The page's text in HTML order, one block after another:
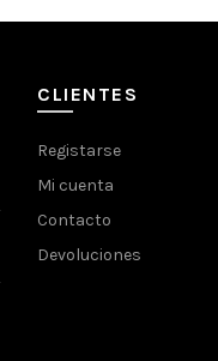
CLIENTES
Registarse
Mi cuenta
Contacto
Devoluciones